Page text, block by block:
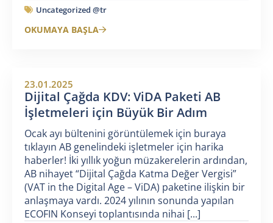
Uncategorized @tr
OKUMAYA BAŞLA
23.01.2025
Dijital Çağda KDV: ViDA Paketi AB
İşletmeleri için Büyük Bir Adım
Ocak ayı bültenini görüntülemek için buraya
tıklayın AB genelindeki işletmeler için harika
haberler! İki yıllık yoğun müzakerelerin ardından,
AB nihayet “Dijital Çağda Katma Değer Vergisi”
(VAT in the Digital Age – ViDA) paketine ilişkin bir
anlaşmaya vardı. 2024 yılının sonunda yapılan
ECOFIN Konseyi toplantısında nihai [...]